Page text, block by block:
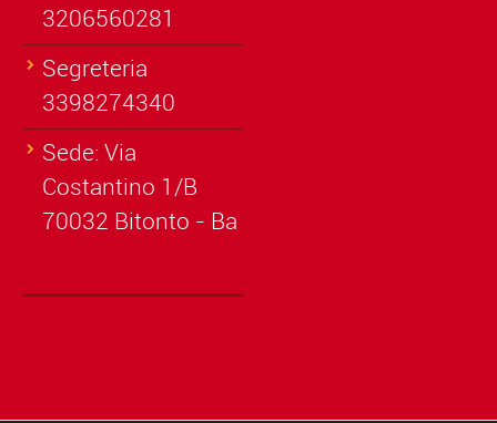
3206560281
Segreteria
3398274340
Sede: Via
Costantino 1/B
70032 Bitonto - Ba